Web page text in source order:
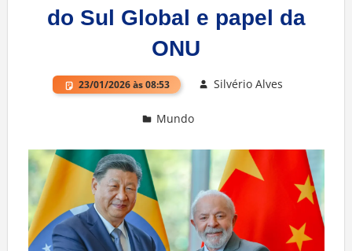
do Sul Global e papel da
ONU
23/01/2026 às 08:53 Silvério Alves
Mundo